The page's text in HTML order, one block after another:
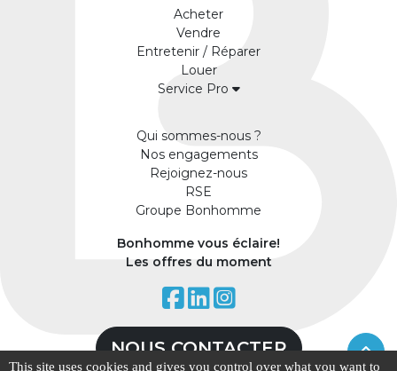
Acheter
Vendre
Entretenir / Réparer
Louer
Service Pro
Qui sommes-nous ?
Nos engagements
Rejoignez-nous
RSE
Groupe Bonhomme
Bonhomme vous éclaire!
Les offres du moment
NOUS CONTACTER
This site uses cookies and gives you control over what you want to